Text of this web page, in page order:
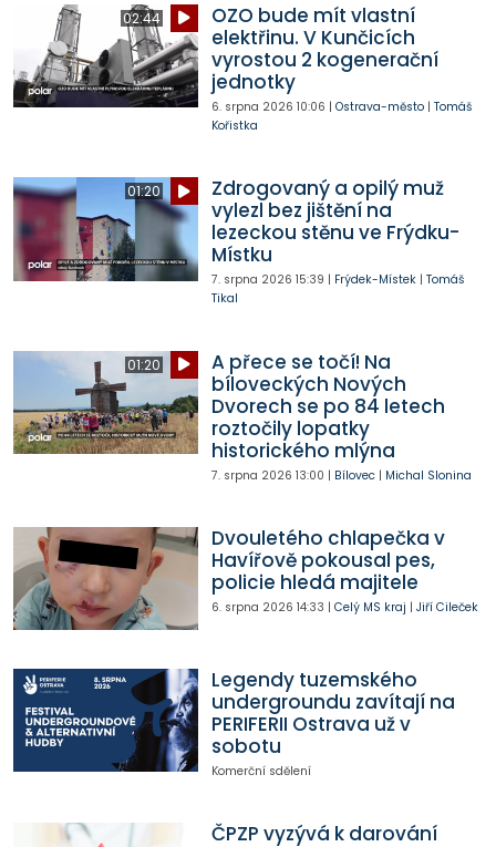
02:44
OZO bude mít vlastní
elektřinu. V Kunčicích
vyrostou 2 kogenerační
jednotky
6. srpna 2026 10:06 | Ostrava-město| Tomáš
Kořistka
01:20
Zdrogovaný a opilý muž
vylezl bez jištění na
lezeckou stěnu ve Frýdku-
Místku
7. srpna 2026 15:39 | Frýdek-Místek| Tomáš
Tikal
01:20
A přece se točí! Na
bíloveckých Nových
Dvorech se po 84 letech
roztočily lopatky
historického mlýna
7. srpna 2026 13:00 | Bílovec| Michal Slonina
Dvouletého chlapečka v
Havířově pokousal pes,
policie hledá majitele
6. srpna 2026 14:33 | Celý MS kraj | Jiří Cileček
Legendy tuzemského
undergroundu zavítají na
PERIFERII Ostrava už v
sobotu
Komerční sdělení
ČPZP vyzývá k darování